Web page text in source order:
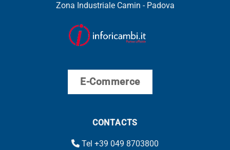
Zona Industriale Camin - Padova
E-Commerce
CONTACTS
Tel +39 049 8703800